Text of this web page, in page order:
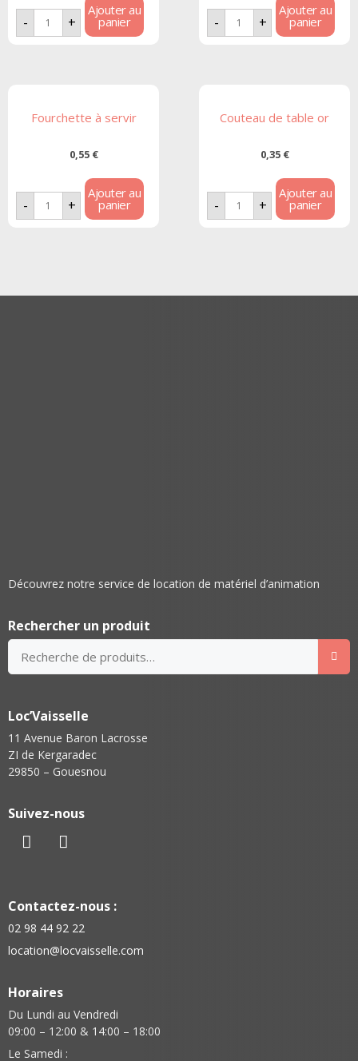
- +
Ajouter au
panier - +
Ajouter au
panier
Fourchette à servir
0,55 €
- +
Ajouter au
panier
Couteau de table or
0,35 €
- +
Ajouter au
panier
Découvrez notre service de location de matériel d’animation
Rechercher un produit
Loc’Vaisselle
11 Avenue Baron Lacrosse
ZI de Kergaradec
29850 – Gouesnou
Suivez-nous
Contactez-nous :
02 98 44 92 22
location@locvaisselle.com
Horaires
Du Lundi au Vendredi
09:00 – 12:00 & 14:00 – 18:00
Le Samedi :